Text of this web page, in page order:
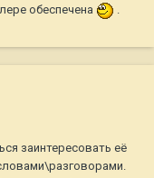
обеспечена
.
заинтересовать её